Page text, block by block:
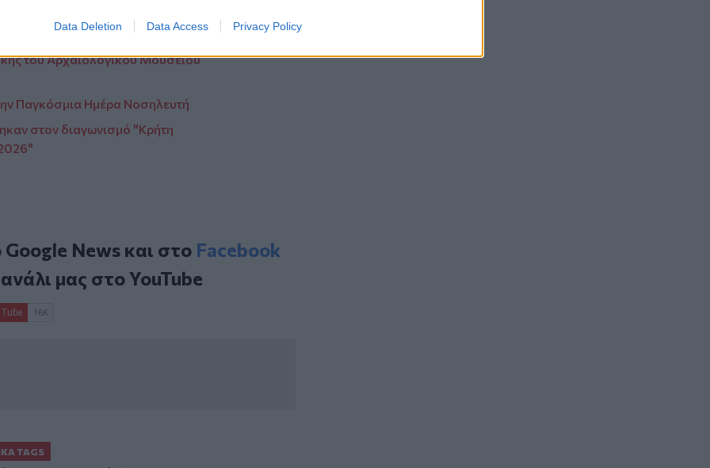
Data Deletion Data Access Privacy Policy
του Αρχαιολογικού Μουσείου
Παγκόσμια Ημέρα Νοσηλευτή
στον διαγωνισμό "Κρήτη
Google Newsκαι στο Facebook
μας στοYouTube
TAGS